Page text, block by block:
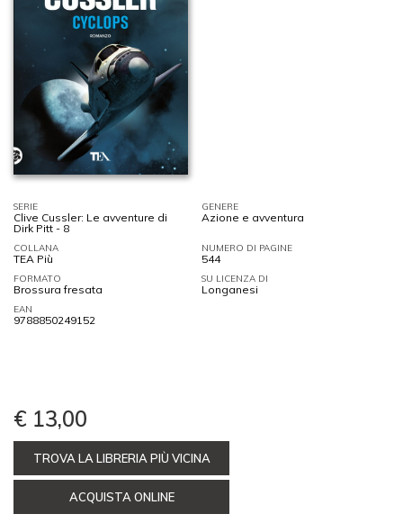
SERIE
Clive Cussler: Le avventure di
Dirk Pitt - 8
GENERE
Azione e avventura
COLLANA
TEA Più
NUMERO DI PAGINE
544
FORMATO
Brossura fresata
SU LICENZA DI
Longanesi
EAN
9788850249152
€ 13,00
TROVA LA LIBRERIA PIÙ VICINA
ACQUISTA ONLINE